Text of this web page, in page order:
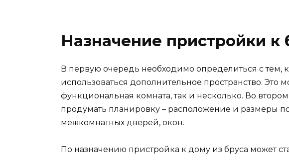
Назначение пристройки
В первую очередь необходимо определиться с тем,
использоваться дополнительное пространство. Это
функциональная комната, так и несколько. Во
продумать планировку – расположение и размеры
межкомнатных дверей, окон.
По назначению пристройка к дому из бруса может